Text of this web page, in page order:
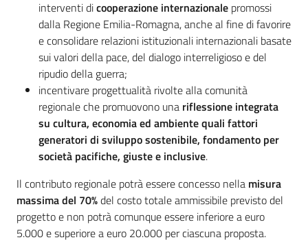
interventi dicooperazione internazionale promossi
dalla Regione Emilia-Romagna, anche al fine di favorire
e consolidare relazioni istituzionali internazionali basate
sui valori della pace, del dialogo interreligioso e del
ripudio della guerra;
incentivare progettualità rivolte alla comunità
regionale che promuovono una riflessione integrata
su cultura, economia ed ambiente quali fattori
generatori di sviluppo sostenibile, fondamento per
società pacifiche, giuste e inclusive.
Il contributo regionale potrà essere concesso nella misura
massima del 70%del costo totale ammissibile previsto del
progetto e non potrà comunque essere inferiore a euro
5.000 e superiore a euro 20.000 per ciascuna proposta.